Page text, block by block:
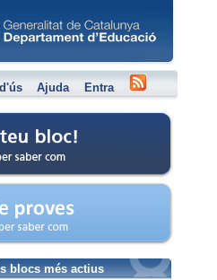
Ajuda Entra
blocs més actius